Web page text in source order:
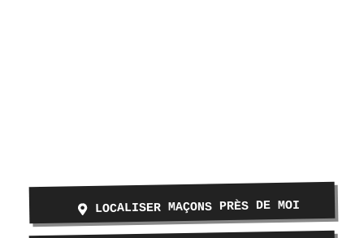
LOCALISER MAÇONS PRÈS DE MOI